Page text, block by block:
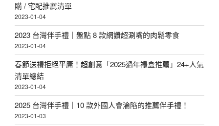
購 / 宅配推薦清單
2023-01-04
2023 台灣伴手禮｜盤點 8 款網讚超涮嘴的肉鬆零食
2023-01-04
春節送禮拒絕平庸！超創意「2025過年禮盒推薦」24+人氣
清單總結
2023-01-04
2025 台灣伴手禮｜10 款外國人會淪陷的推薦伴手禮！
2023-01-03